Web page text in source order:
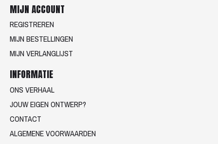
MIJN ACCOUNT
REGISTREREN
MIJN BESTELLINGEN
MIJN VERLANGLIJST
INFORMATIE
ONS VERHAAL
JOUW EIGEN ONTWERP?
CONTACT
ALGEMENE VOORWAARDEN